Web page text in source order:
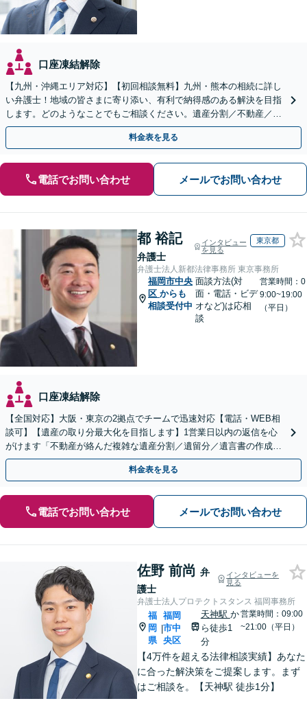
口座凍結解除
【九州・沖縄エリア対応】【初回相談無料】九州・熊本の相続に詳し
い弁護士！地域の皆さまに寄り添い、有利で納得感のある解決を目指
します。どのようなことでもご相談ください。遺産分割／不動産／遺
言書／使い込み／寄与分／遺留分／相続放棄【完全個室】
料金表を見る
電話でお問い合わせ メールでお問い合わせ
都 裕記
弁護士
インタビュー
を見る
東京都
弁護士法人新都法律事務所 東京事務所
福岡市中央
区 からも
相談受付中
面談方法(対
面・電話・ビデ
オなど)は応相
談
営業時間：0
9:00~19:00
（平日）
口座凍結解除
【全国対応】大阪・東京の2拠点でチームで迅速対応【電話・WEB相
談可】【遺産の取り分最大化を目指します】1営業日以内の返信を心
がけます「不動産が絡んだ複雑な遺産分割／遺留分／遺言書の作成・
執行／事業承継など、お任せください」【休日相談あり】
料金表を見る
電話でお問い合わせ メールでお問い合わせ
佐野 前尚 弁
護士
インタビューを
見る
弁護士法人プロテクトスタンス 福岡事務所
福
岡
県
|
福岡
市中
央区
天神駅 か
ら徒歩1
分
営業時間：09:00
~21:00（平日）
【4万件を超える法律相談実績】あなた
に合った解決策をご提案します。まず
はご相談を。【天神駅 徒歩1分】